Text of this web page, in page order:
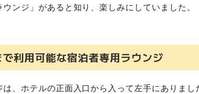
ウンジ」があると知り、楽しみにしていました。
で利用可能な宿泊者専用ラウンジ
は、ホテルの正面入口から入って左手にありま